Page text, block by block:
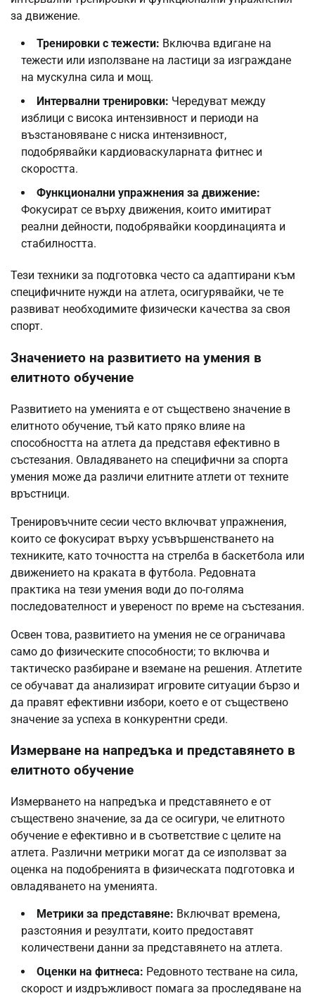
за движение.
Тренировки с тежести: Включва вдигане на
тежести или използване на ластици за изграждане
на мускулна сила и мощ.
Интервални тренировки: Чередуват между
изблици с висока интензивност и периоди на
възстановяване с ниска интензивност,
подобрявайки кардиоваскуларната фитнес и
скоростта.
Функционални упражнения за движение:
Фокусират се върху движения, които имитират
реални дейности, подобрявайки координацията и
стабилността.
Тези техники за подготовка често са адаптирани към
специфичните нужди на атлета, осигурявайки, че те
развиват необходимите физически качества за своя
спорт.
Значението на развитието на умения в
елитното обучение
Развитието на уменията е от съществено значение в
елитното обучение, тъй като пряко влияе на
способността на атлета да представя ефективно в
състезания. Овладяването на специфични за спорта
умения може да различи елитните атлети от техните
връстници.
Тренировъчните сесии често включват упражнения,
които се фокусират върху усъвършенстването на
техниките, като точността на стрелба в баскетбола или
движението на краката в футбола. Редовната
практика на тези умения води до по-голяма
последователност и увереност по време на състезания.
Освен това, развитието на умения не се ограничава
само до физическите способности; то включва и
тактическо разбиране и вземане на решения. Атлетите
се обучават да анализират игровите ситуации бързо и
да правят ефективни избори, което е от съществено
значение за успеха в конкурентни среди.
Измерване на напредъка и представянето в
елитното обучение
Измерването на напредъка и представянето е от
съществено значение, за да се осигури, че елитното
обучение е ефективно и в съответствие с целите на
атлета. Различни метрики могат да се използват за
оценка на подобренията в физическата подготовка и
овладяването на уменията.
Метрики за представяне: Включват времена,
разстояния и резултати, които предоставят
количествени данни за представянето на атлета.
Оценки на фитнеса: Редовното тестване на сила,
скорост и издръжливост помага за проследяване на